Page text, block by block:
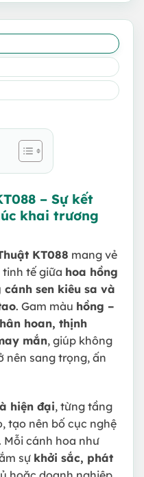
– Sự kết
khai trương
KT088 mang vẻ
tinh tế giữa hoa hồng
sen kiêu sa và
. Gam màu hồng –
hoan, thịnh
mắn, giúp không
nên sang trọng, ấn
hiện đại, từng tầng
tạo nên bố cục nghệ
Mỗi cánh hoa như
sự khởi sắc, phát